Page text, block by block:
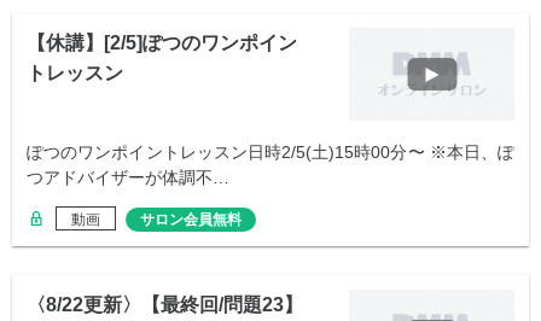
【休講】[2/5]ぽつのワンポイン
トレッスン
ぽつのワンポイントレッスン日時2/5(土)15時00分〜 ※本日、ぽ
つアドバイザーが体調不…
動画 サロン会員無料
〈8/22更新〉【最終回/問題23】